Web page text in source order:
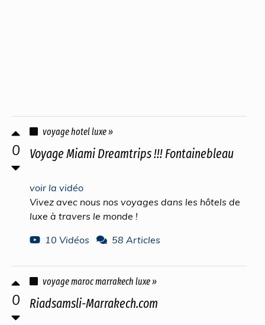
0
voyage hotel luxe »
Voyage Miami Dreamtrips !!! Fontainebleau
voir la vidéo
Vivez avec nous nos voyages dans les hôtels de
luxe à travers le monde !
10 Vidéos
58 Articles
0
voyage maroc marrakech luxe »
Riadsamsli-Marrakech.com